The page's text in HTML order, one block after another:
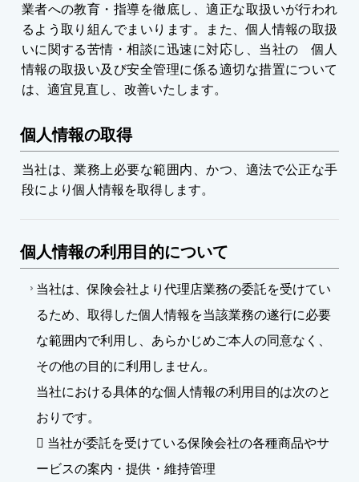
業者への教育・指導を徹底し、適正な取扱いが行われ
るよう取り組んでまいります。また、個人情報の取扱
いに関する苦情・相談に迅速に対応し、当社の 個人
情報の取扱い及び安全管理に係る適切な措置について
は、適宜見直し、改善いたします。
個人情報の取得
当社は、業務上必要な範囲内、かつ、適法で公正な手
段により個人情報を取得します。
個人情報の利用目的について
当社は、保険会社より代理店業務の委託を受けてい
るため、取得した個人情報を当該業務の遂行に必要
な範囲内で利用し、あらかじめご本人の同意なく、
その他の目的に利用しません。
当社における具体的な個人情報の利用目的は次のと
おりです。
 当社が委託を受けている保険会社の各種商品やサ
ービスの案内・提供・維持管理